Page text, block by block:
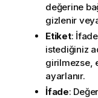
değerine
gizlenir
Etiket:
istediğiniz
girilmezse,
ayarlanır.
İfade: